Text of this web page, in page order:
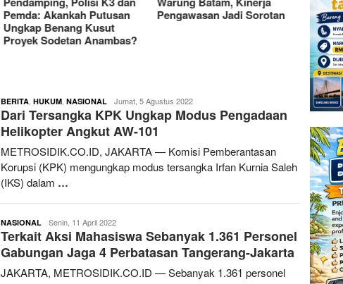
Pemda: Akankah Putusan
Ungkap Benang Kusut
Proyek Sodetan Anambas?
Pengawasan Jadi Sorotan
BERITA HUKUM NASIONAL redaksimetrosidik
Jumat, 5 Agustus 2022
Dari Tersangka KPK Ungkap Modus Pengadaan
Helikopter Angkut AW-101
METROSIDIK.CO.ID, JAKARTA — Komisi Pemberantasan
Korupsi (KPK) mengungkap modus tersangka Irfan Kurnia Saleh
(IKS) dalam …
NASIONAL redaksimetrosidik
Senin, 11 April 2022
Terkait Aksi Mahasiswa Sebanyak 1.361 Personel
Gabungan Jaga 4 Perbatasan Tangerang-Jakarta
JAKARTA, METROSIDIK.CO.ID — Sebanyak 1.361 personel